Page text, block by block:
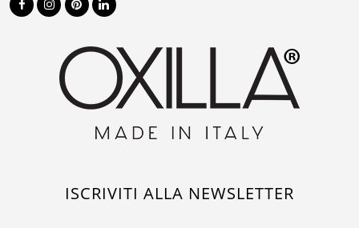
ISCRIVITI ALLA NEWSLETTER